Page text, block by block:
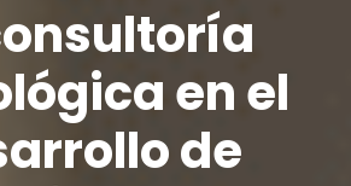
en el
de